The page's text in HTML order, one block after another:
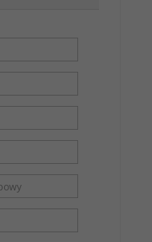
Programs &
Handbook of